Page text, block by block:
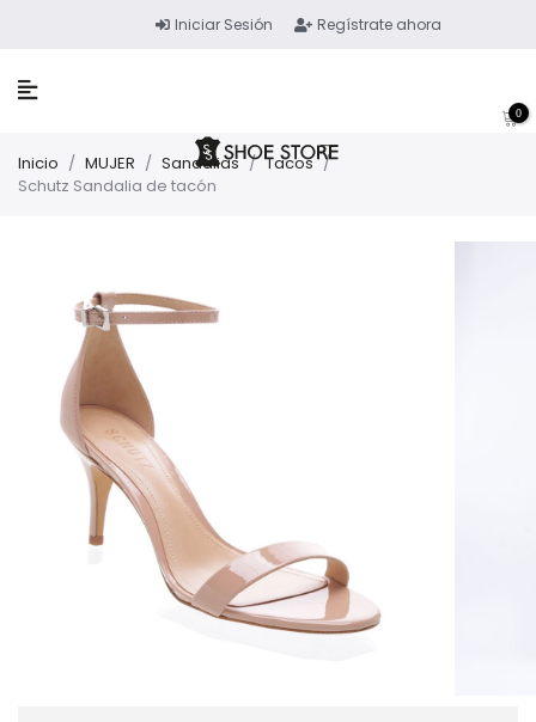
Iniciar Sesión Regístrate ahora
0
Inicio / MUJER / Sandalias / Tacos /
Schutz Sandalia de tacón